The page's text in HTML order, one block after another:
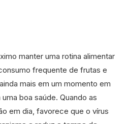
manter uma rotina alimentar
frequente de frutas e
mais em um momento em
boa saúde. Quando as
em dia, favorece que o vírus